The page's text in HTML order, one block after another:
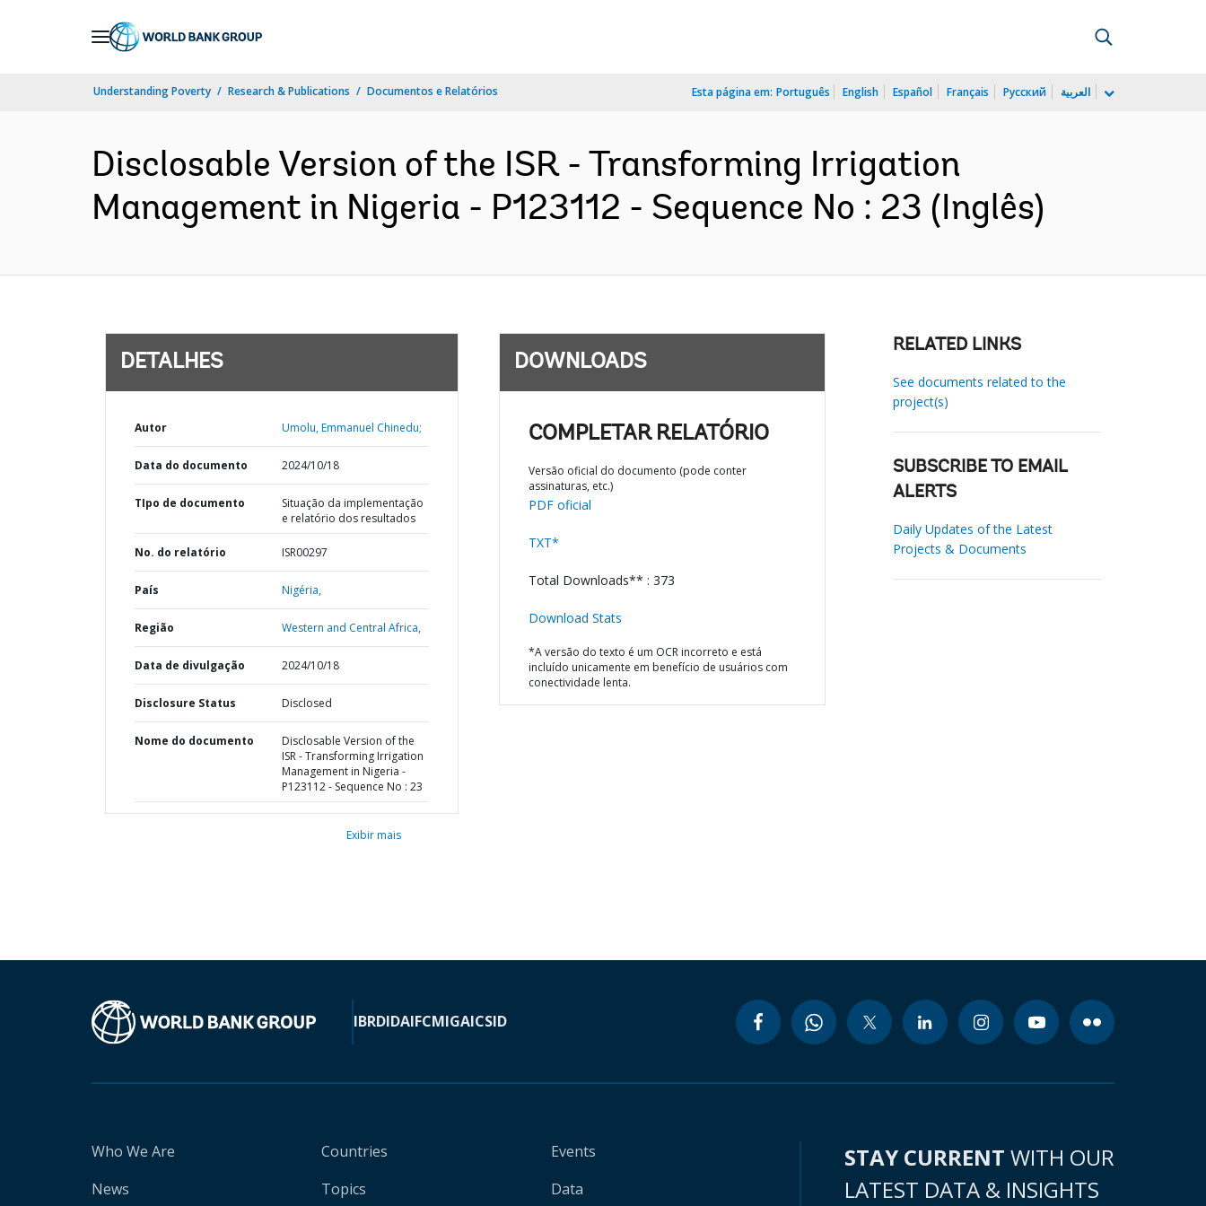
Understanding Poverty Research & Publications Documentos e Relatórios Esta página em: Português English Español Français Русский العربية
Disclosable Version of the ISR - Transforming Irrigation
Management in Nigeria - P123112 - Sequence No : 23 (Inglês)
DETALHES
Autor Umolu, Emmanuel Chinedu;
Data do documento 2024/10/18
TIpo de documento
Situação da implementação
e relatório dos resultados
No. do relatório ISR00297
País Nigéria,
Região Western and Central Africa,
Data de divulgação 2024/10/18
Disclosure Status Disclosed
Nome do documento
Disclosable Version of the
ISR - Transforming Irrigation
Management in Nigeria -
P123112 - Sequence No : 23
Exibir mais
DOWNLOADS
COMPLETAR RELATÓRIO
Versão oficial do documento (pode conter
assinaturas, etc.)
PDF oficial
TXT*
Total Downloads** : 373
Download Stats
*A versão do texto é um OCR incorreto e está
incluído unicamente em benefício de usuários com
conectividade lenta.
RELATED LINKS
See documents related to the
project(s)
SUBSCRIBE TO EMAIL
ALERTS
Daily Updates of the Latest
Projects & Documents
IBRDIDAIFCMIGAICSID
Who We Are
News
Countries
Topics
Events
Data
STAY CURRENT WITH OUR
LATEST DATA & INSIGHTS